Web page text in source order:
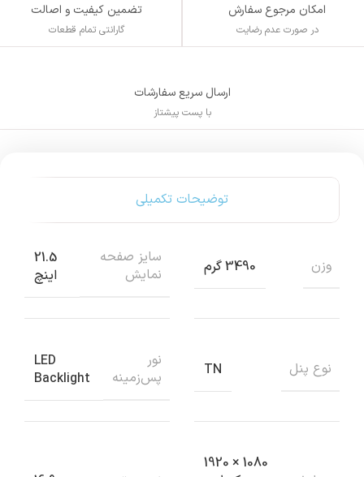
امکان مرجوع سفارش
در صورت عدم رضایت
تضمین کیفیت و اصالت
گارانتی تمام قطعات
ارسال سریع سفارشات
با پست پیشتاز
توضیحات تکمیلی
وزن 3490 گرم
سايز صفحه
نمايش
21.5
اینچ
نوع پنل TN
نور
پس‌زمينه
LED
Backlight
1080 × 1920